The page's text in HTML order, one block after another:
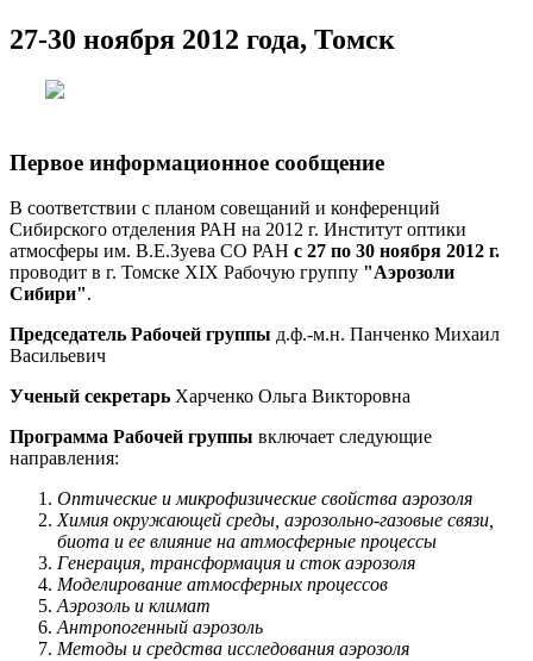
27-30 ноября 2012 года, Томск
Первое информационное сообщение
В соответствии с планом совещаний и конференций
Сибирского отделения РАН на 2012 г. Институт оптики
атмосферы им. В.Е.Зуева СО РАН с 27 по 30 ноября 2012 г.
проводит в г. Томске XIX Рабочую группу "Аэрозоли
Сибири".
Председатель Рабочей группы д.ф.-м.н. Панченко Михаил
Васильевич
Ученый секретарь Харченко Ольга Викторовна
Программа Рабочей группы включает следующие
направления:
Оптические и микрофизические свойства аэрозоля
Химия окружающей среды, аэрозольно-газовые связи,
биота и ее влияние на атмосферные процессы
Генерация, трансформация и сток аэрозоля
Моделирование атмосферных процессов
Аэрозоль и климат
Антропогенный аэрозоль
Методы и средства исследования аэрозоля